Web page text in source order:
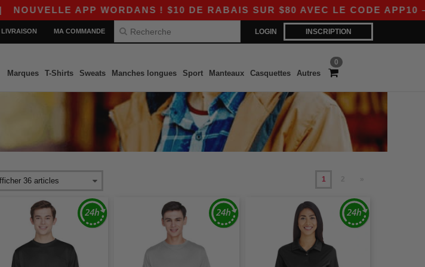
APP WORDANS ! $10 DE RABAIS SUR $80 AVEC LE CODE APP10 – DES
LOGIN INSCRIPTION
LIVRAISON MA COMMANDE
0
Marques T-Shirts Sweats Manches longues Sport Manteaux Casquettes Autres
1